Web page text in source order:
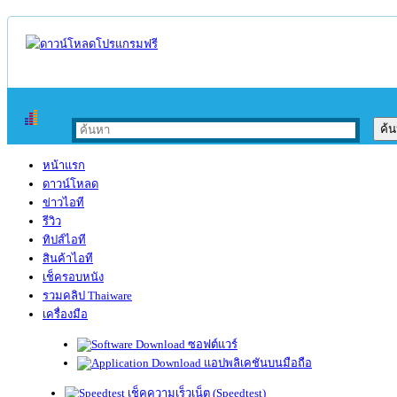
หน้าแรก
ดาวน์โหลด
ข่าวไอที
รีวิว
ทิปส์ไอที
สินค้าไอที
เช็ครอบหนัง
รวมคลิป Thaiware
เครื่องมือ
ซอฟต์แวร์
แอปพลิเคชันบนมือถือ
เช็คความเร็วเน็ต (Speedtest)